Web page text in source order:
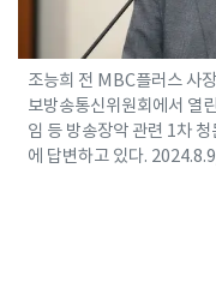
조능희 전 MBC플러스 사
보방송통신위원회에서 열
임 등 방송장악 관련 1차
에 답변하고 있다.